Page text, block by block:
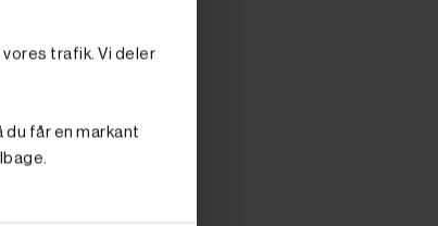
trafik. Vi deler
får en markant